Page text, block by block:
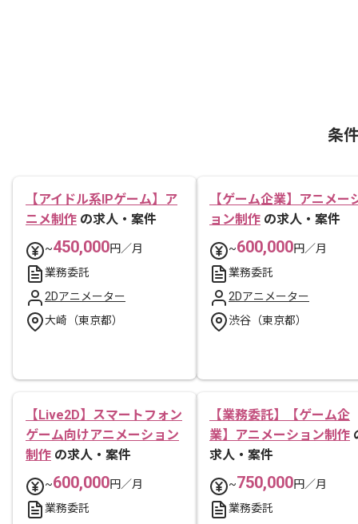
条
【アイドル系IPゲーム】ア
ニメ制作 の求人・案件
~450,000円／月
業務委託
2Dアニメーター
大崎（東京都）
【ゲーム企業】アニメー
ョン制作 の求人・案件
~600,000円／月
業務委託
2Dアニメーター
渋谷（東京都）
【Live2D】スマートフォン
ゲーム向けアニメーション
制作 の求人・案件
~600,000円／月
業務委託
【業務委託】【ゲーム企
業】アニメーション制作
求人・案件
~750,000円／月
業務委託